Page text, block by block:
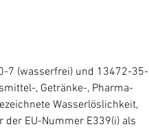
7 (wasserfrei) und 13472-35-
, Getränke-, Pharma-
Wasserlöslichkeit,
EU-Nummer E339(i) als